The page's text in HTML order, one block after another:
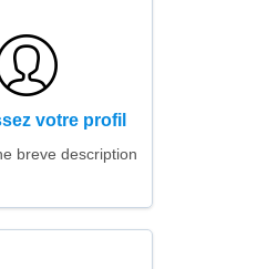
votre profil
breve description